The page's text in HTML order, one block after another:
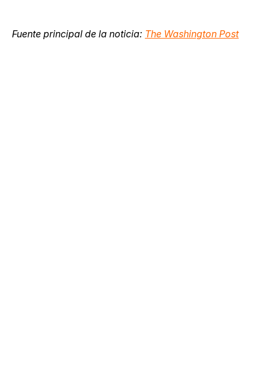
Fuente principal de la noticia: The Washington Post